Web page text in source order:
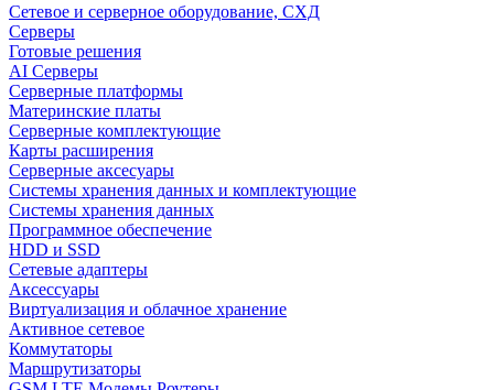
Сетевое и серверное оборудование, СХД
Cерверы
Готовые решения
AI Серверы
Серверные платформы
Материнские платы
Серверные комплектующие
Карты расширения
Серверные аксесуары
Системы хранения данных и комплектующие
Системы хранения данных
Программное обеспечение
HDD и SSD
Сетевые адаптеры
Аксессуары
Виртуализация и облачное хранение
Активное сетевое
Коммутаторы
Маршрутизаторы